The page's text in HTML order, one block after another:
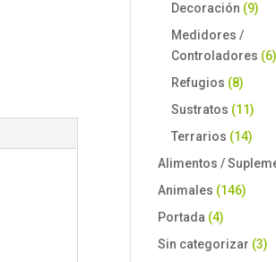
Decoración (9)
Medidores /
Controladores (6)
Refugios (8)
Sustratos (11)
Terrarios (14)
Alimentos /
Animales (146)
Portada (4)
Sin categorizar (3)